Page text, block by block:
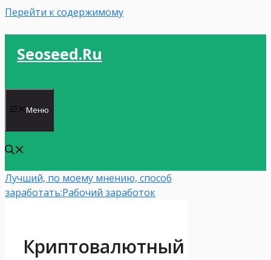
Перейти к содержимому
Seoseed.ru
Меню
Лучший, по моему мнению, способ
заработать:Рабочий заработок
Криптовалютный